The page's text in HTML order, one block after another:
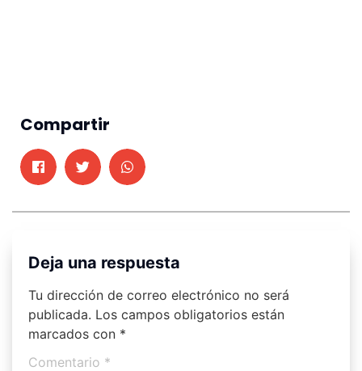
Compartir
Deja una respuesta
Tu dirección de correo electrónico no será
publicada. Los campos obligatorios están
marcados con *
Comentario *